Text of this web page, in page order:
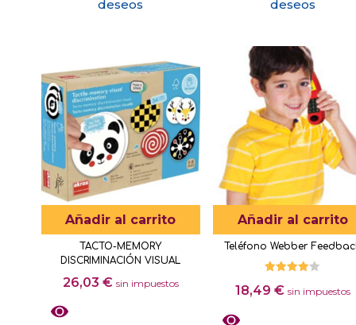
deseos
deseos
Añadir al carrito
TACTO-MEMORY
DISCRIMINACIÓN VISUAL
26,03 € sin impuestos
Añadir al carrito
Teléfono Webber
con
18,49 € sin impuestos